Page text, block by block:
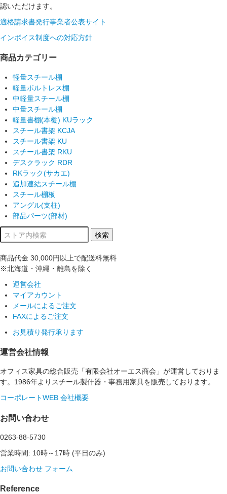
認いただけます。
適格請求書発行事業者公表サイト
インボイス制度への対応方針
商品カテゴリー
軽量スチール棚
軽量ボルトレス棚
中軽量スチール棚
中量スチール棚
軽量書棚(本棚) KUラック
スチール書架 KCJA
スチール書架 KU
スチール書架 RKU
デスクラック RDR
RKラック(サカエ)
追加連結スチール棚
スチール棚板
アングル(支柱)
部品パーツ(部材)
商品代金 30,000円以上で配送料無料
※北海道・沖縄・離島を除く
運営会社
マイアカウント
メールによるご注文
FAXによるご注文
お見積り発行承ります
運営会社情報
オフィス家具の総合販売「有限会社オーエス商会」が運営しておりま
す。1986年よりスチール製什器・事務用家具を販売しております。
コーポレートWEB 会社概要
お問い合わせ
0263-88-5730
営業時間: 10時～17時 (平日のみ)
お問い合わせ フォーム
Reference